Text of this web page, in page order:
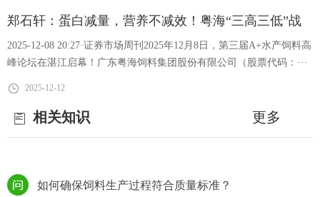
郑石轩：蛋白减量，营养不减效！粤海“三高三低”战
略引领水产养殖降本增效
2025-12-08 20:27·证券市场周刊2025年12月8日，第三届A+水产饲料高
峰论坛在湛江启幕！广东粤海饲料集团股份有限公司（股票代码：···
2025-12-12
更多
相关知识
我国饲料质量标准以强制性国家标准为核心，搭配专项法规、
流程的体系，···
猪饲料的选购？
猪饲料的选购直接影响生猪生长效率、养殖成本及猪肉产品，
如何确保饲料生产过程符合质量标准？